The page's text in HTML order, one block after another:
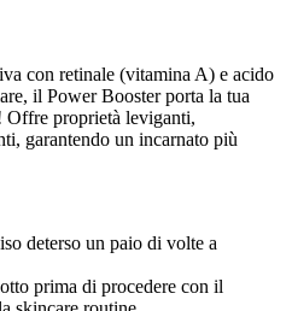
con retinale (vitamina A) e acido
il Power Booster porta la tua
Offre proprietà leviganti,
garantendo un incarnato più
deterso un paio di volte a
prima di procedere con il